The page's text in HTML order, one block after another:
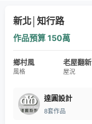
新北│知行路
作品預算 150萬
鄉村風
風格
老屋翻新
屋況
達圓設計
8套作品